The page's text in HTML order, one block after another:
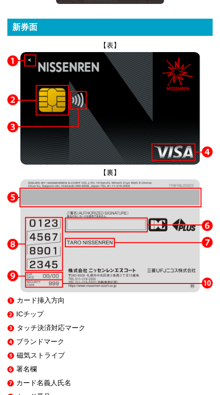
新券面
【表】
【裏】
カード挿入方向
ICチップ
タッチ決済対応マーク
ブランドマーク
磁気ストライプ
署名欄
カード名義人氏名